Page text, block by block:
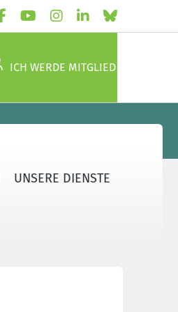
ICH WERDE MITGLIED
UNSERE DIENSTE